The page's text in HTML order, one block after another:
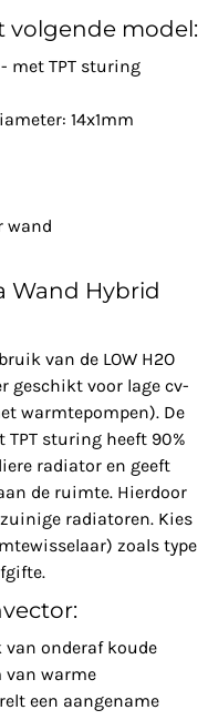
volgende model:
met TPT sturing
14x1mm
wand
Wand Hybrid
van de LOW H2O
geschikt voor lage cv-
warmtepompen). De
TPT sturing heeft 90%
radiator en geeft
de ruimte. Hierdoor
radiatoren. Kies
zoals type
onderaf koude
van warme
een aangename